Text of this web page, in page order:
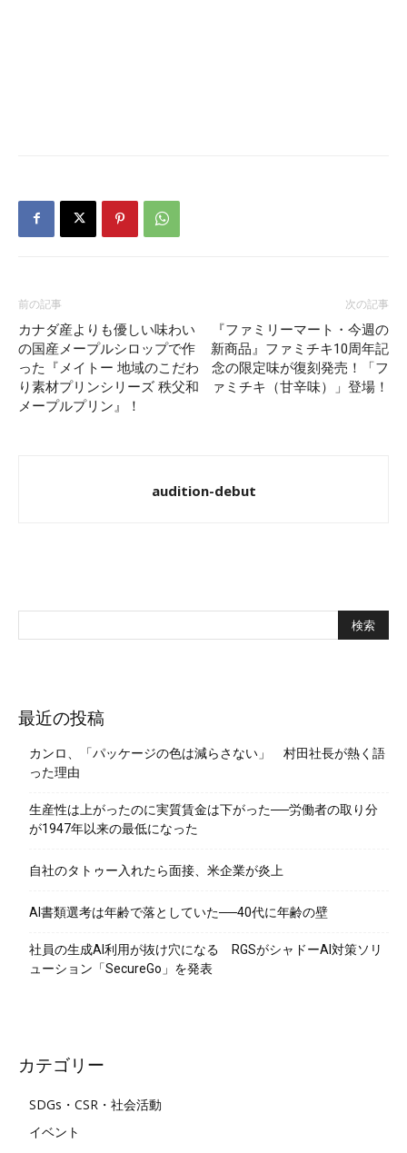
前の記事
カナダ産よりも優しい味わい
の国産メープルシロップで作
った『メイトー 地域のこだわ
り素材プリンシリーズ 秩父和
メープルプリン』！
次の記事
『ファミリーマート・今週の
新商品』ファミチキ10周年記
念の限定味が復刻発売！「フ
ァミチキ（甘辛味）」登場！
audition-debut
最近の投稿
カンロ、「パッケージの色は減らさない」 村田社長が熱く語
った理由
生産性は上がったのに実質賃金は下がった──労働者の取り分
が1947年以来の最低になった
自社のタトゥー入れたら面接、米企業が炎上
AI書類選考は年齢で落としていた──40代に年齢の壁
社員の生成AI利用が抜け穴になる RGSがシャドーAI対策ソリ
ューション「SecureGo」を発表
カテゴリー
SDGs・CSR・社会活動
イベント